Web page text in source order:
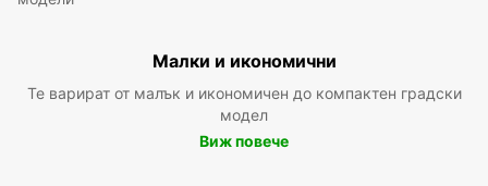
Малки и икономични
Те варират от малък и икономичен до компактен градски
модел
Виж повече